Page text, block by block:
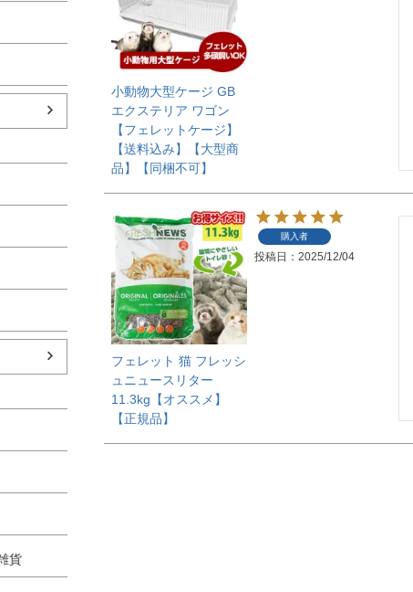
貨
小動物大型ケージ GB
エクステリア ワゴン
【フェレットケージ】
【送料込み】【大型商
品】【同梱不可】
フェレット 猫 フレッシ
ュニュースリター
11.3kg【オススメ】
【正規品】
購入者
投稿日 2025/12/04